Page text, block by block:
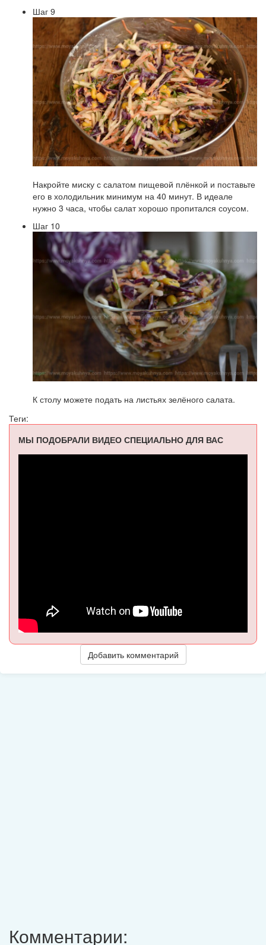
Шаг 9
Накройте миску с салатом пищевой плёнкой и поставьте
его в холодильник минимум на 40 минут. В идеале
нужно 3 часа, чтобы салат хорошо пропитался соусом.
Шаг 10
К столу можете подать на листьях зелёного салата.
Теги:
МЫ ПОДОБРАЛИ ВИДЕО СПЕЦИАЛЬНО ДЛЯ ВАС
Добавить комментарий
Комментарии: